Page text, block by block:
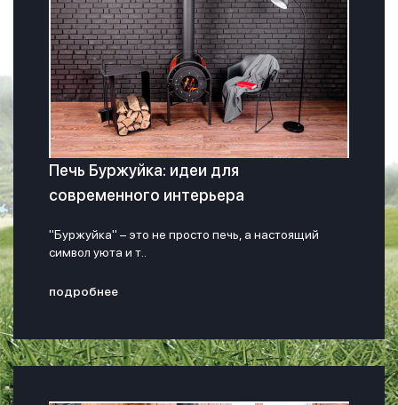
Печь Буржуйка: идеи для
современного интерьера
"Буржуйка" – это не просто печь, а настоящий
символ уюта и т..
подробнее